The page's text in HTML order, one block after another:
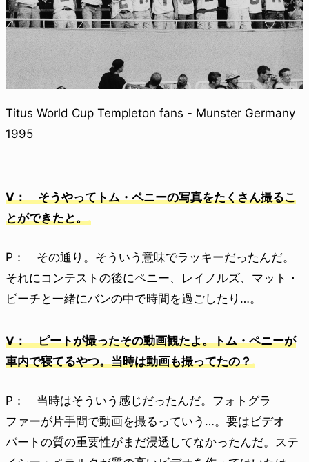
Titus World Cup Templeton fans - Munster Germany
1995
V： そうやってトム・ペニーの写真をたくさん撮るこ
とができたと。
P： その通り。そういう意味でラッキーだったんだ。
それにコンテストの後にペニー、レイノルズ、マット・
ビーチと一緒にバンの中で時間を過ごしたり…。
V： ピートが撮ったその動画観たよ。トム・ペニーが
車内で寝てるやつ。当時は動画も撮ってたの？
P： 当時はそういう感じだったんだ。フォトグラ
ファーが片手間で動画を撮るっていう…。要はビデオ
パートの質の重要性がまだ浸透してなかったんだ。ステ